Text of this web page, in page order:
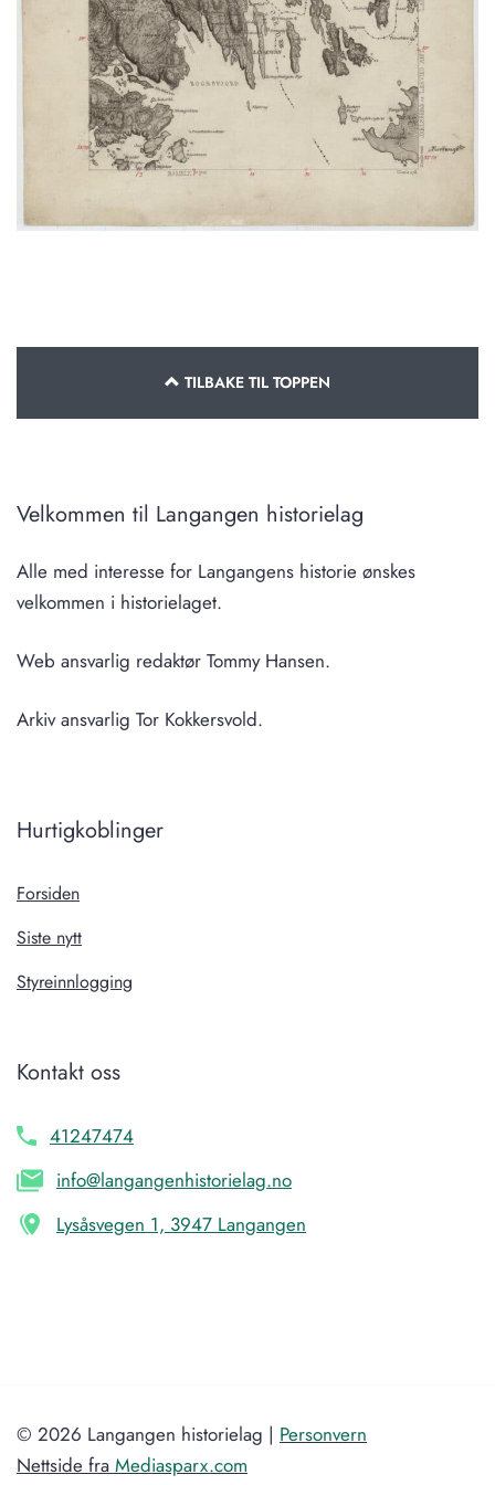
TILBAKE TIL TOPPEN
Velkommen til Langangen historielag
Alle med interesse for Langangens historie ønskes
velkommen i historielaget.
Web ansvarlig redaktør Tommy Hansen.
Arkiv ansvarlig Tor Kokkersvold.
Hurtigkoblinger
Forsiden
Siste nytt
Styreinnlogging
Kontakt oss
41247474
info@langangenhistorielag.no
Lysåsvegen 1, 3947 Langangen
© 2026 Langangen historielag | Personvern
Nettside fra Mediasparx.com